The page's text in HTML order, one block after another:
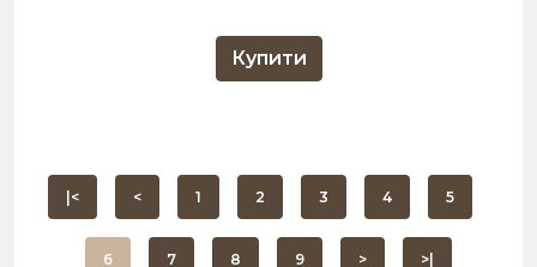
Купити
|< < 1 2 3 4 5
6 7 8 9 > >|